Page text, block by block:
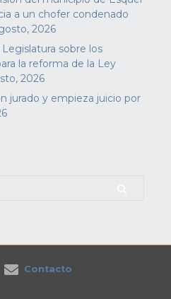
a un chofer condenado
2026
sobre los
la reforma de la Ley
2026
jurado y empieza juicio por
Contacto